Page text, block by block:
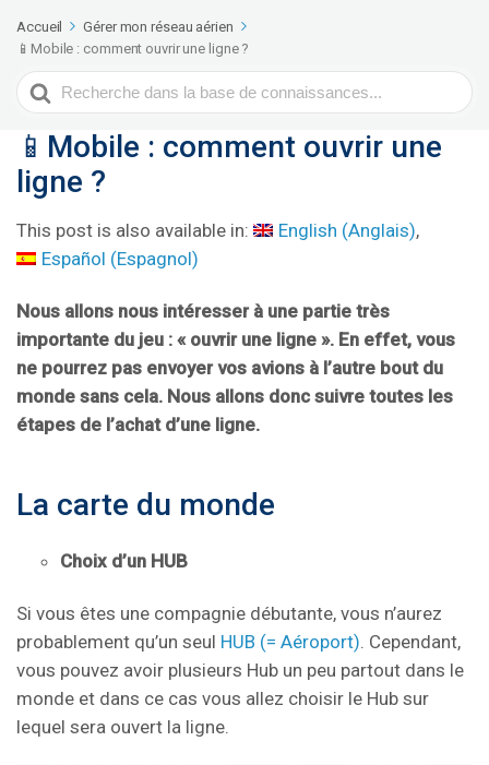
Accueil
Gérer mon réseau aérien
📱Mobile : comment ouvrir une ligne ?
Rechercher
📱Mobile : comment ouvrir une
ligne ?
This post is also available in: English (Anglais)
Español (Espagnol)
Nous allons nous intéresser à une partie très
importante du jeu : « ouvrir une ligne ». En effet, vous
ne pourrez pas envoyer vos avions à l’autre bout du
monde sans cela. Nous allons donc suivre toutes les
étapes de l’achat d’une ligne.
La carte du monde
Choix d’un HUB
Si vous êtes une compagnie débutante, vous n’aurez
probablement qu’un seul HUB (= Aéroport). Cependant,
vous pouvez avoir plusieurs Hub un peu partout dans le
monde et dans ce cas vous allez choisir le Hub sur
lequel sera ouvert la ligne.